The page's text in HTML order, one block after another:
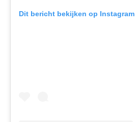
Dit bericht bekijken op Instagram